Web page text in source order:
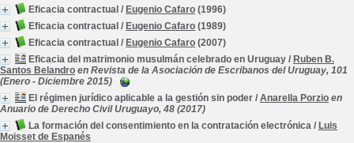
Eficacia contractual / Eugenio Cafaro (1996)
Eficacia contractual / Eugenio Cafaro (1989)
Eficacia contractual / Eugenio Cafaro (2007)
Eficacia del matrimonio musulmán celebrado en Uruguay / Ruben B.
Santos Belandro en Revista de la Asociación de Escribanos del Uruguay, 101
(Enero - Diciembre 2015)
El régimen jurídico aplicable a la gestión sin poder / Anarella Porzio en
Anuario de Derecho Civil Uruguayo, 48 (2017)
La formación del consentimiento en la contratación electrónica / Luis
Moisset de Espanés